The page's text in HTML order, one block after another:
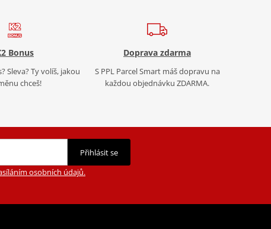
Bonus
Sleva? Ty volíš, jakou
chceš!
Doprava zdarma
S PPL Parcel Smart máš dopravu na
každou objednávku ZDARMA.
Přihlásit se
osobních údajů.